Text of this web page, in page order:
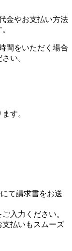
金やお支払い方法
間をいただく場合
い。
す。
て請求書をお送
入力ください。
支払いもスムーズ